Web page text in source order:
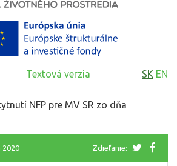
Textová verzia SK EN
NFP pre MV SR zo dňa
2020 Zdieľanie: